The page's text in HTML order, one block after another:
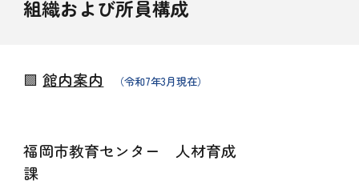
組織および所員構成
🟪館内案内 （令和7年3月現在）
福岡市教育センター 人材育成
課